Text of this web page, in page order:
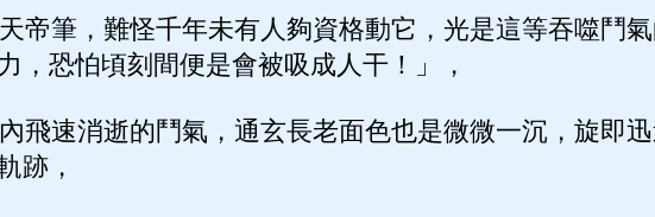
帝筆，難怪千年未有人夠資格動它，光是這等吞噬鬥
，恐怕頃刻間便是會被吸成人干！」，
飛速消逝的鬥氣，通玄長老面色也是微微一沉，旋即
跡，